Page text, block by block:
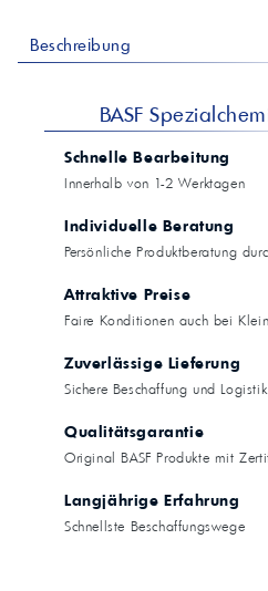
Beschreibung
BASF
Schnelle Bearbeitung
Innerhalb von 1-2 Werktagen
Individuelle Beratung
Persönliche Produktberatung
Attraktive Preise
Faire Konditionen auch bei
Zuverlässige Lieferung
Sichere Beschaffung und Logistik
Qualitätsgarantie
Original BASF Produkte mit
Langjährige Erfahrung
Schnellste Beschaffungswege